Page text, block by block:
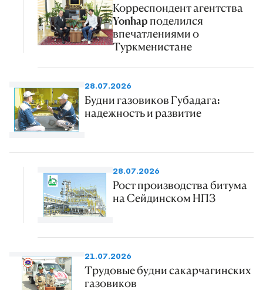
Корреспондент агентства
Yonhap поделился
впечатлениями о
Туркменистане
28.07.2026
Будни газовиков Губадага:
надежность и развитие
28.07.2026
Рост производства битума
на Сейдинском НПЗ
21.07.2026
Трудовые будни сакарчагинских
газовиков